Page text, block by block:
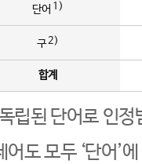
단어 1)
구2)
합계
립된 단어로 인정
어도 모두 ‘단어’